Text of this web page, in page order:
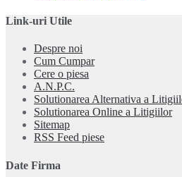
Link-uri Utile
Despre noi
Cum Cumpar
Cere o piesa
A.N.P.C.
Solutionarea Alternativa a
Solutionarea Online a Litigiilor
Sitemap
RSS Feed piese
Date Firma